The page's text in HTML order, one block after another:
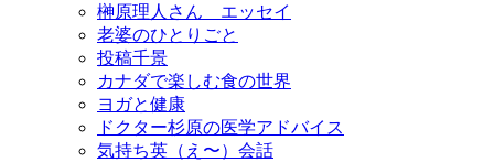
榊原理人さん エッセイ
老婆のひとりごと
投稿千景
カナダで楽しむ食の世界
ヨガと健康
ドクター杉原の医学アドバイス
気持ち英（え〜）会話